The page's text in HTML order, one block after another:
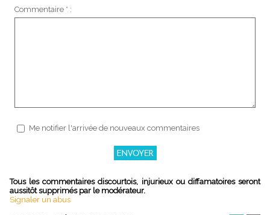
Commentaire * :
Me notifier l'arrivée de nouveaux commentaires
Tous les commentaires discourtois, injurieux ou diffamatoires seront
aussitôt supprimés par le modérateur.
Signaler un abus